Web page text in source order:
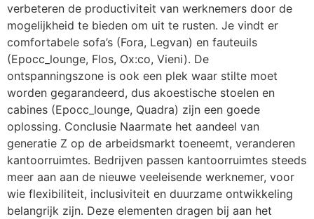
verbeteren de productiviteit van werknemers door de
mogelijkheid te bieden om uit te rusten. Je vindt er
comfortabele sofa’s (Fora, Legvan) en fauteuils
(Epocc_lounge, Flos, Ox:co, Vieni). De
ontspanningszone is ook een plek waar stilte moet
worden gegarandeerd, dus akoestische stoelen en
cabines (Epocc_lounge, Quadra) zijn een goede
oplossing. Conclusie Naarmate het aandeel van
generatie Z op de arbeidsmarkt toeneemt, veranderen
kantoorruimtes. Bedrijven passen kantoorruimtes steeds
meer aan aan de nieuwe veeleisende werknemer, voor
wie flexibiliteit, inclusiviteit en duurzame ontwikkeling
belangrijk zijn. Deze elementen dragen bij aan het